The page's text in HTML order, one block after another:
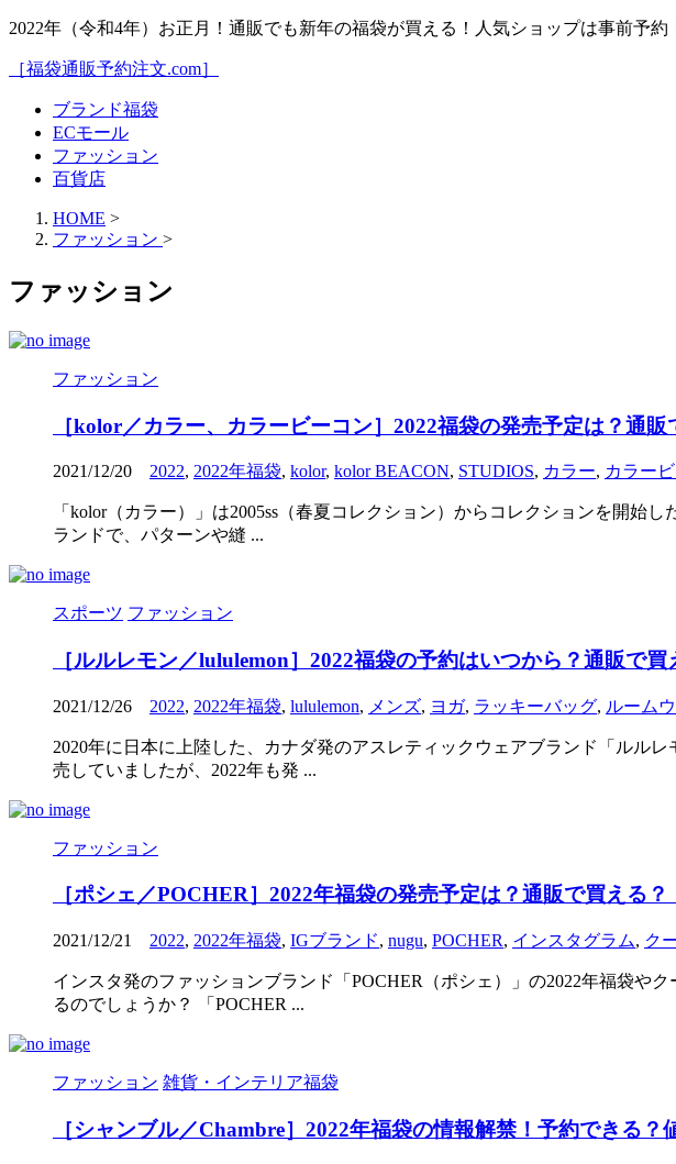
2022年（令和4年）お正月！通販でも新年の福袋が買える！人気ショップは事前予約
［福袋通販予約注文.com］
ブランド福袋
ECモール
ファッション
百貨店
HOME >
ファッション >
ファッション
ファッション
［kolor／カラー、カラービーコン］2022福袋の発売予定は？通販
2021/12/20 2022, 2022年福袋, kolor, kolor BEACON, STUDIOS, カラー, カラー
「kolor（カラー）」は2005ss（春夏コレクション）からコレクションを開始
ランドで、パターンや縫 ...
スポーツ ファッション
［ルルレモン／lululemon］2022福袋の予約はいつから？通販で
2021/12/26 2022, 2022年福袋, lululemon, メンズ, ヨガ, ラッキーバッグ, ルーム
2020年に日本に上陸した、カナダ発のアスレティックウェアブランド「ルル
売していましたが、2022年も発 ...
ファッション
［ポシェ／POCHER］2022年福袋の発売予定は？通販で買える？
2021/12/21 2022, 2022年福袋, IGブランド, nugu, POCHER, インスタグラム, ク
インスタ発のファッションブランド「POCHER（ポシェ）」の2022年福袋や
るのでしょうか？ 「POCHER ...
ファッション 雑貨・インテリア福袋
［シャンブル／Chambre］2022年福袋の情報解禁！予約できる？